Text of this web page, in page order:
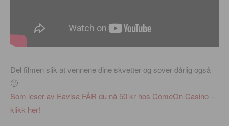
Del filmen slik at vennene dine skvetter og sover dårlig også
🙂
Som leser av Eavisa FÅR du nå 50 kr hos ComeOn Casino –
klikk her!